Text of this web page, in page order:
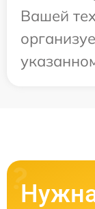
Вашей